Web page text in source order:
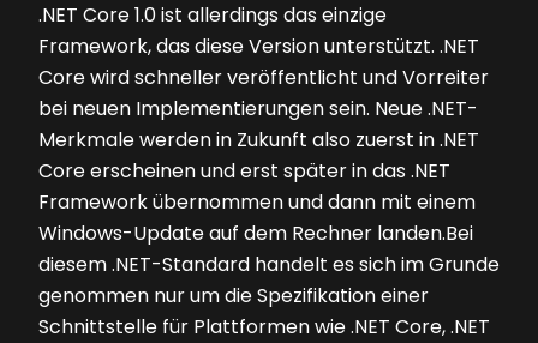
.NET Core 1.0 ist allerdings das einzige
Framework, das diese Version unterstützt. .NET
Core wird schneller veröffentlicht und Vorreiter
bei neuen Implementierungen sein. Neue .NET-
Merkmale werden in Zukunft also zuerst in .NET
Core erscheinen und erst später in das .NET
Framework übernommen und dann mit einem
Windows-Update auf dem Rechner landen.Bei
diesem .NET-Standard handelt es sich im Grunde
genommen nur um die Spezifikation einer
Schnittstelle für Plattformen wie .NET Core, .NET